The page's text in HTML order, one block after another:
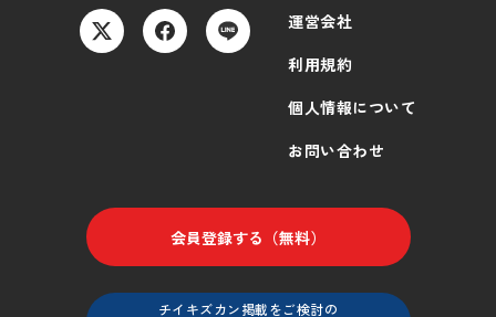
業務内容／取り組み概要
経営陣（社長・副社長）との定例壁打ち
週次・隔週でのミーティングを通じた戦略のブラッシュ
新規事業（特に不動産・地域連携）のフィジビリティス
市場調査、事業シミュレーション、参入スキーム（自
社/M&A）の提案。
MVVの再設定および浸透
加速的な成長に不可欠な外部リソースの活用（買収や提
携）において、戦略的なアプローチができていない。
新規事業（特に不動産・地域連携）のフィジビリティス
タディ
社/M&A）の提案。
運営会社
利用規約
個人情報について
お問い合わせ
会員登録する（無料）
チイキズカン掲載をご検討の